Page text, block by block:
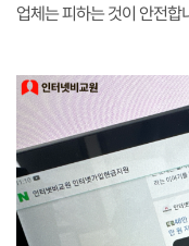
업체는 피하는 것이 안전합